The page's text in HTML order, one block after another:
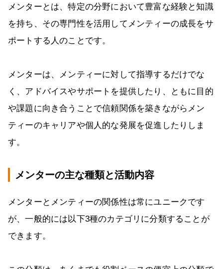
メンターとは、特定の分野において豊富な経験と知識
を持ち、その専門性を活用してメンティーの成長をサ
ポートする人のことです。
メンターは、メンティーに対して指導するだけでな
く、アドバイスやサポートを提供したり、ともに目的
や課題に向き合うことで信頼関係を築きながらメン
ティーのキャリアや個人的な発展を促進したりしま
す。
メンターの主な種類と活動内容
メンターとメンティーの関係性は常にユニークです
が、一般的には以下3種のカテゴリに分類することが
できます。